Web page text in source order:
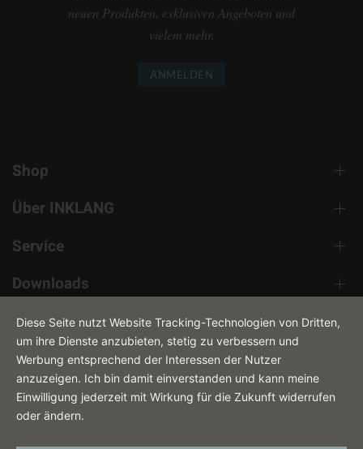
neuen Produkten, exklusiven Angeboten und
vielem mehr.
ANMELDEN
Shop
Über INKLANG
Service
Downloads
Kontakt
Diese Seite nutzt Website Tracking-Technologien von Dritten,
um ihre Dienste anzubieten, stetig zu verbessern und
Werbung entsprechend der Interessen der Nutzer
anzuzeigen. Ich bin damit einverstanden und kann meine
Einwilligung jederzeit mit Wirkung für die Zukunft widerrufen
oder ändern.